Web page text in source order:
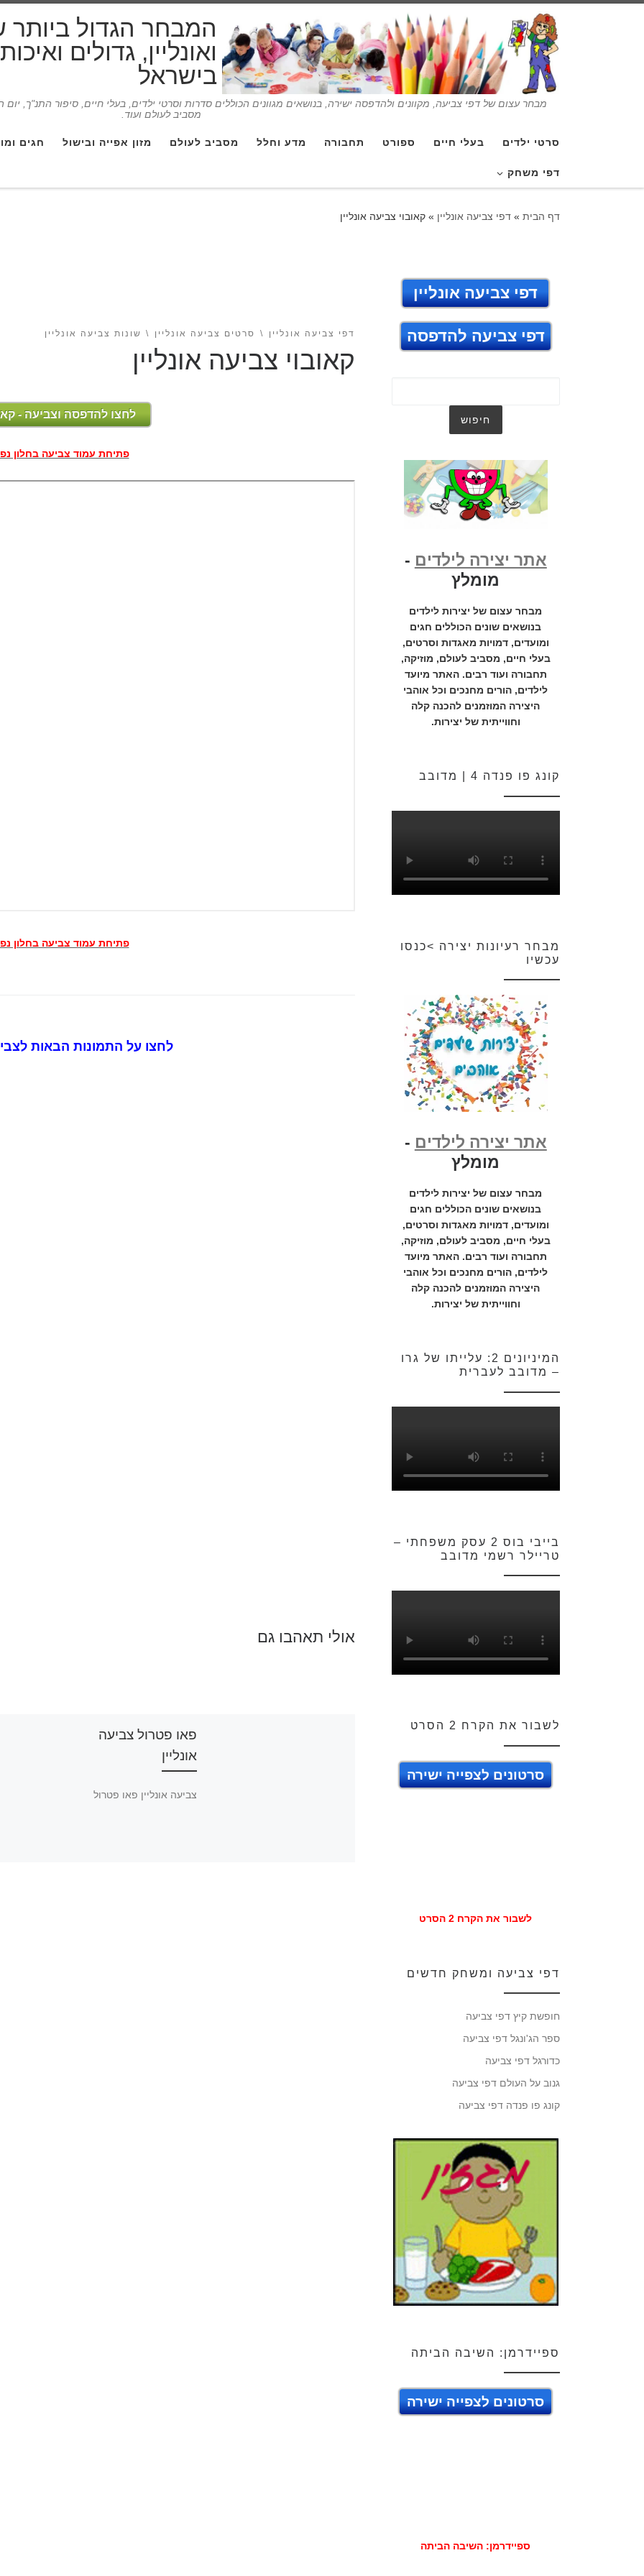
המבחר הגדול
ואונליין, גדולים
בישראל
מבחר עצום של דפי צביעה, מקוונים ולהדפסה ישירה, בנושאים מגוונים הכוללים סדרות וסרטי ילדים, בעלי חיים, סיפור התנ"ך,
מסביב לעולם ועוד.
סרטי ילדים בעלי חיים ספורט תחבורה מדע וחלל מסביב לעולם מזון אפייה ובישול חגים
דפי משחק
דף הבית » דפי צביעה אונליין » קאובוי צביעה אונליין
דפי צביעה אונליין סרטים צביעה אונליין שונות צביעה אונליין
קאובוי צביעה אונליין
לחצו להדפסה וצביעה -
פתיחת עמוד צביעה בחלון
פתיחת עמוד צביעה בחלון
לחצו על התמונות הבאות
אולי תאהבו גם
פאו פטרול צביעה
אונליין
צביעה אונליין פאו פטרול
דפי צביעה אונליין
דפי צביעה להדפסה
אתר יצירה לילדים -
מומלץ
מבחר עצום של יצירות לילדים
בנושאים שונים הכוללים חגים
ומועדים, דמויות מאגדות וסרטים,
בעלי חיים, מסביב לעולם, מוזיקה,
תחבורה ועוד רבים. האתר מיועד
לילדים, הורים מחנכים וכל אוהבי
היצירה המוזמנים להכנה קלה
וחווייתית של יצירות.
קונג פו פנדה 4 | מדובב
מבחר רעיונות יצירה >כנסו
עכשיו
אתר יצירה לילדים -
מומלץ
מבחר עצום של יצירות לילדים
בנושאים שונים הכוללים חגים
ומועדים, דמויות מאגדות וסרטים,
בעלי חיים, מסביב לעולם, מוזיקה,
תחבורה ועוד רבים. האתר מיועד
לילדים, הורים מחנכים וכל אוהבי
היצירה המוזמנים להכנה קלה
וחווייתית של יצירות.
המיניונים 2: עלייתו של גרו
– מדובב לעברית
בייבי בוס 2 עסק משפחתי –
טריילר רשמי מדובב
לשבור את הקרח 2 הסרט
סרטונים לצפייה ישירה
לשבור את הקרח 2 הסרט
דפי צביעה ומשחק חדשים
חופשת קיץ דפי צביעה
ספר הג'ונגל דפי צביעה
כדורגל דפי צביעה
גנוב על העולם דפי צביעה
קונג פו פנדה דפי צביעה
ספיידרמן: השיבה הביתה
סרטונים לצפייה ישירה
ספיידרמן: השיבה הביתה